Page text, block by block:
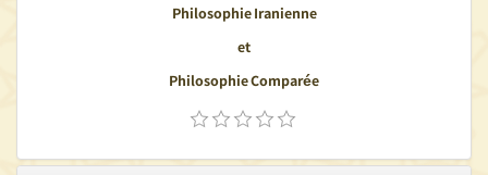
Philosophie Iranienne
et
Philosophie Comparée